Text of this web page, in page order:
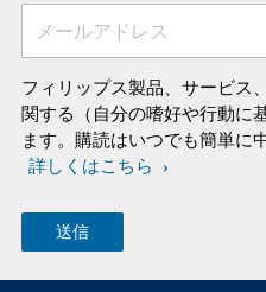
メールアドレス
フィリップス製品、サービス
関する（自分の嗜好や行動に
ます。購読はいつでも簡単に
詳しくはこちら